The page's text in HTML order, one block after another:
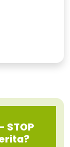
STOP